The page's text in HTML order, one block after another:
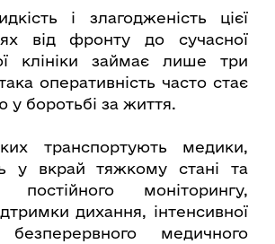
і злагодженість цієї
від фронту до сучасної
клініки займає лише три
оперативність часто стає
у боротьбі за життя.
транспортують медики,
у вкрай тяжкому стані та
постійного моніторингу,
дихання, інтенсивної
медичного